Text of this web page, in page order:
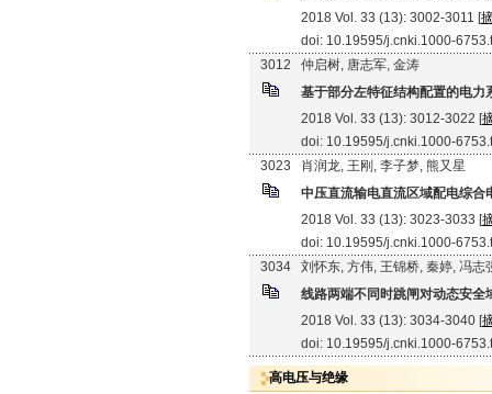
2018 Vol. 33 (13): 3002-3011 [
doi: 10.19595/j.cnki.1000-
3012
仲启树, 唐志军, 金涛
基于部分左特征结构配置的电力
2018 Vol. 33 (13): 3012-3022 [
doi: 10.19595/j.cnki.1000-
3023
肖润龙, 王刚, 李子梦, 熊又星
中压直流输电直流区域配电综合
2018 Vol. 33 (13): 3023-3033 [
doi: 10.19595/j.cnki.1000-
3034
刘怀东, 方伟, 王锦桥, 秦婷, 冯志
线路两端不同时跳闸对动态安全
2018 Vol. 33 (13): 3034-3040 [
doi: 10.19595/j.cnki.1000-
高电压与绝缘